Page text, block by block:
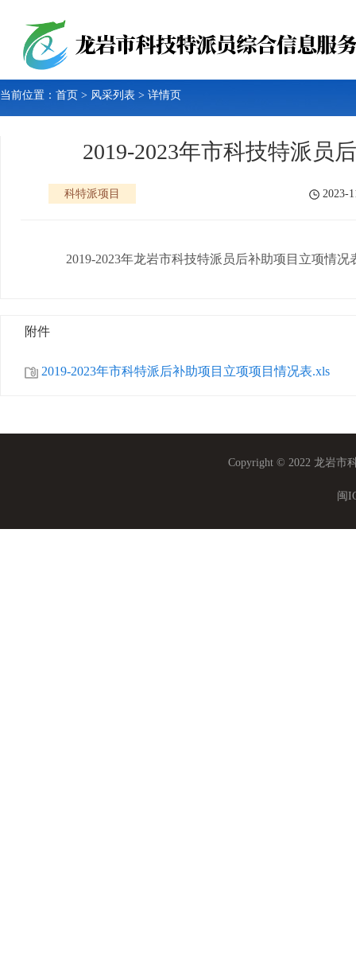
当前位置： 首页 > 风采列表 > 详情页
2019-2023年市科技特派员
科特派项目 2023-
2019-2023年龙岩市科技特派员后补助项目立项情况
附件
2019-2023年市科特派后补助项目立项项目情况表.xls
Copyright © 2022 龙岩市
闽